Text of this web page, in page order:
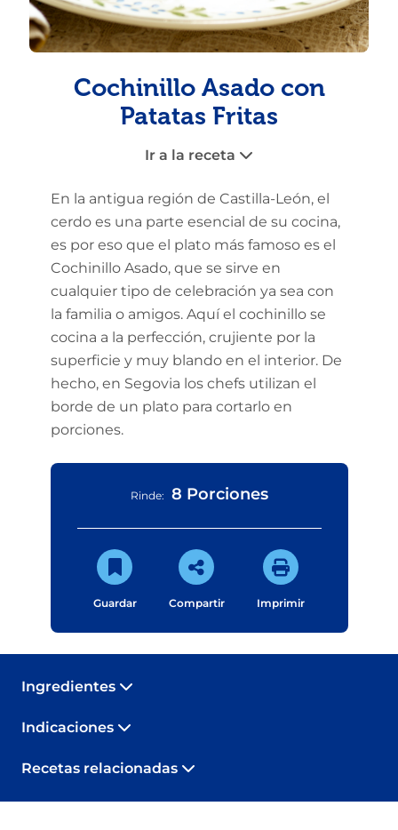
Cochinillo Asado con
Patatas Fritas
Ir a la receta
En la antigua región de Castilla-León, el
cerdo es una parte esencial de su cocina,
es por eso que el plato más famoso es el
Cochinillo Asado, que se sirve en
cualquier tipo de celebración ya sea con
la familia o amigos. Aquí el cochinillo se
cocina a la perfección, crujiente por la
superficie y muy blando en el interior. De
hecho, en Segovia los chefs utilizan el
borde de un plato para cortarlo en
porciones.
Rinde: 8 Porciones
Guardar Compartir Imprimir
Ingredientes
Indicaciones
Recetas relacionadas